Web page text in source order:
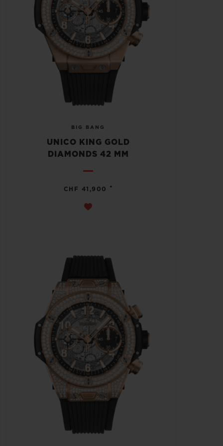
BIG BANG
UNICO KING GOLD
DIAMONDS 42 MM
CHF 41,900 •